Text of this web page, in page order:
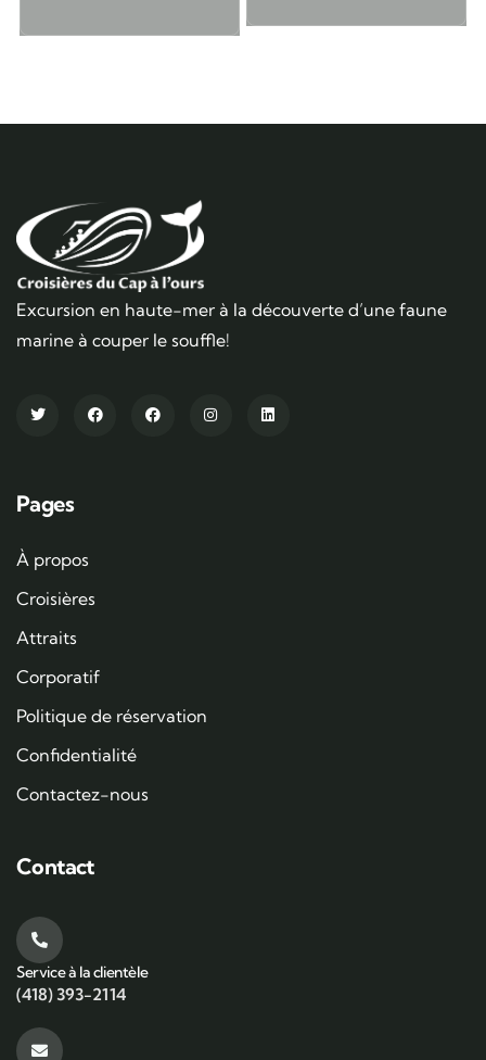
Excursion en haute-mer à la découverte d’une faune
marine à couper le souffle!
Pages
À propos
Croisières
Attraits
Corporatif
Politique de réservation
Confidentialité
Contactez-nous
Contact
Service à la clientèle
(418) 393-2114